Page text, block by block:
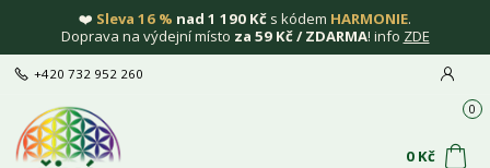
❤️ Sleva 16 % nad 1 190 Kč s kódem HARMONIE.
Doprava na výdejní místo za 59 Kč / ZDARMA! info ZDE
+420 732 952 260
0
0 Kč